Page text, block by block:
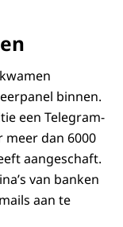
binnen.
een Telegram-
dan 6000
aangeschaft.
van banken
aan te